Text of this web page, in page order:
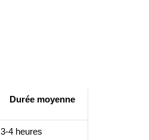
Durée moyenne
3-4 heures